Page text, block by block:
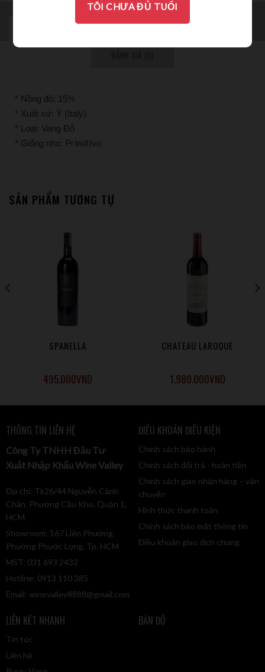
* Nồng độ: 15%
* Xuất xứ: Ý (Italy)
* Loại: Vang Đỏ
* Giống nho: Primitivo
SẢN PHẨM TƯƠNG TỰ
SPANELLA
495.000VND
CHATEAU LAROQUE
1.980.000VND
THÔNG TIN LIÊN HỆ
Công Ty TNHH Đầu Tư
Xuất Nhập Khẩu Wine Valley
Địa chỉ: Tk26/44 Nguyễn Cảnh
Chân, Phường Cầu Kho, Quận 1,
HCM
Showroom: 167 Liên Phường,
Phường Phước Long, Tp. HCM
MST: 031 693 2432
Hotline: 0913 110 385
Email: winevalley8888@gmail.com
ĐIỀU KHOẢN ĐIỀU KIỆN
Chính sách bảo hành
Chính sách đổi trả - hoàn tiền
Chính sách giao nhận hàng – vận
chuyển
Hình thức thanh toán
Chính sách bảo mật thông tin
Điều khoản giao dịch chung
LIÊN KẾT NHANH
Tin tức
Liên hệ
BẢN ĐỒ
TÔI CHƯA ĐỦ TUỔI